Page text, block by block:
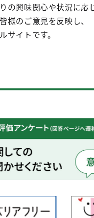
の興味関心や状況に応
様のご意見を反映し、
サイトです。